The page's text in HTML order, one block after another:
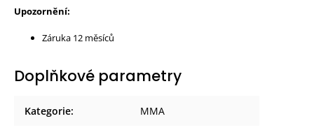
Upozornění:
Záruka 12 měsíců
Doplňkové parametry
Kategorie: MMA